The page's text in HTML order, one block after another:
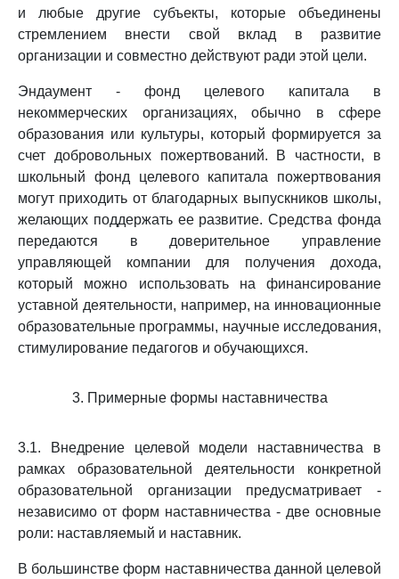
и любые другие субъекты, которые объединены
стремлением внести свой вклад в развитие
организации и совместно действуют ради этой цели.
Эндаумент - фонд целевого капитала в
некоммерческих организациях, обычно в сфере
образования или культуры, который формируется за
счет добровольных пожертвований. В частности, в
школьный фонд целевого капитала пожертвования
могут приходить от благодарных выпускников школы,
желающих поддержать ее развитие. Средства фонда
передаются в доверительное управление
управляющей компании для получения дохода,
который можно использовать на финансирование
уставной деятельности, например, на инновационные
образовательные программы, научные исследования,
стимулирование педагогов и обучающихся.
3. Примерные формы наставничества
3.1. Внедрение целевой модели наставничества в
рамках образовательной деятельности конкретной
образовательной организации предусматривает -
независимо от форм наставничества - две основные
роли: наставляемый и наставник.
В большинстве форм наставничества данной целевой